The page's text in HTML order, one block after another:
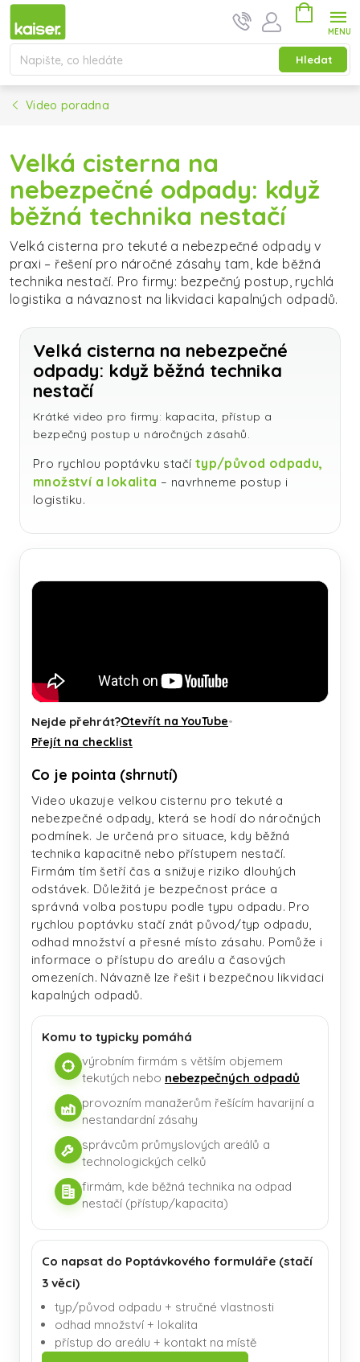
Přejít na obsah
Hledat
Nákupní
Video poradna
Velká cisterna na
nebezpečné odpady: když
běžná technika nestačí
Velká cisterna pro tekuté a nebezpečné odpady v
praxi – řešení pro náročné zásahy tam, kde běžná
technika nestačí. Pro firmy: bezpečný postup, rychlá
logistika a návaznost na likvidaci kapalných odpadů.
Velká cisterna na nebezpečné
odpady: když běžná technika
nestačí
Krátké video pro firmy: kapacita, přístup a
bezpečný postup u náročných zásahů.
Pro rychlou poptávku stačí typ/původ odpadu,
množství a lokalita – navrhneme postup i
logistiku.
Nejde přehrát?Otevřít na YouTube•
Přejít na checklist
Co je pointa (shrnutí)
Video ukazuje velkou cisternu pro tekuté a
nebezpečné odpady, která se hodí do náročných
podmínek. Je určená pro situace, kdy běžná
technika kapacitně nebo přístupem nestačí.
Firmám tím šetří čas a snižuje riziko dlouhých
odstávek. Důležitá je bezpečnost práce a
správná volba postupu podle typu odpadu. Pro
rychlou poptávku stačí znát původ/typ odpadu,
odhad množství a přesné místo zásahu. Pomůže i
informace o přístupu do areálu a časových
omezeních. Návazně lze řešit i bezpečnou likvidaci
kapalných odpadů.
Komu to typicky pomáhá
výrobním firmám s větším objemem
tekutých nebo nebezpečných odpadů
provozním manažerům řešícím havarijní a
nestandardní zásahy
správcům průmyslových areálů a
technologických celků
firmám, kde běžná technika na odpad
nestačí (přístup/kapacita)
Co napsat do Poptávkového formuláře (stačí
3 věci)
typ/původ odpadu + stručné vlastnosti
odhad množství + lokalita
přístup do areálu + kontakt na místě